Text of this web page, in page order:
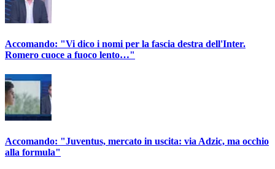
Accomando: "Vi dico i nomi per la fascia destra dell'Inter.
Romero cuoce a fuoco lento…"
Accomando: "Juventus, mercato in uscita: via Adzic, ma occhio
alla formula"